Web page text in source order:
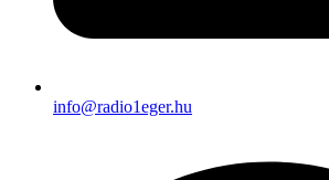
info@radio1eger.hu